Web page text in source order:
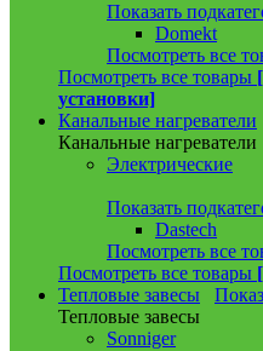
Показать
Domekt
Посмотреть все
Посмотреть все товары
установки]
Канальные нагреватели
Канальные нагреватели
Электрические
Показать
Dastech
Посмотреть все
Посмотреть все товары
Тепловые завесы
Тепловые завесы
Sonniger